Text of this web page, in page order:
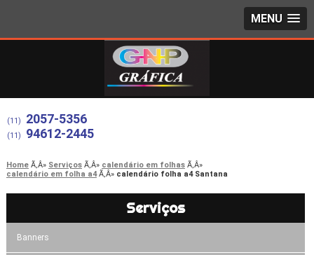
MENU
(11) 2057-5356
(11) 94612-2445
Home Serviços
calendário em folhas
calendário em folha a4
calendário folha a4 Santana
Serviços
Banners